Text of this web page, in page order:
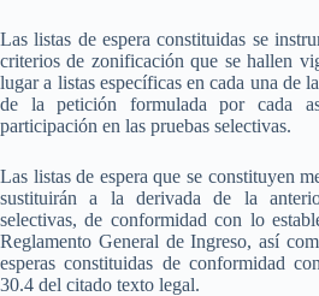
Las listas de espera constituidas se
criterios de zonificación que se hallen
lugar a listas específicas en cada una de
de la petición formulada por cada
participación en las pruebas selectivas.
Las listas de espera que se constituyen
sustituirán a la derivada de la
selectivas, de conformidad con lo
Reglamento General de Ingreso, así
esperas constituidas de conformidad
30.4 del citado texto legal.